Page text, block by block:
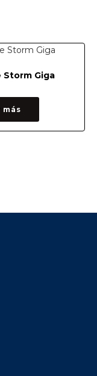
Storm Giga
más